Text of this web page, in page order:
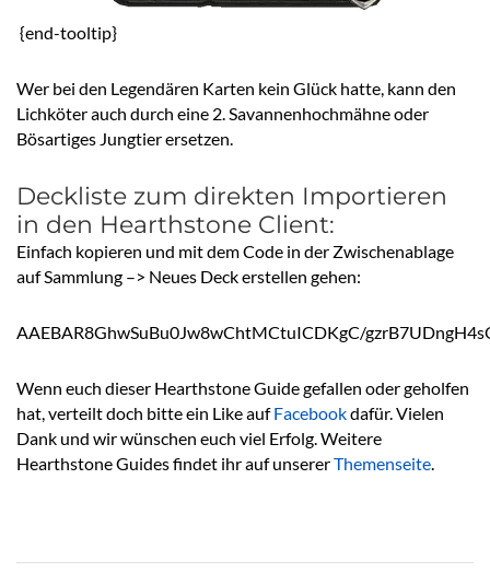
{end-tooltip}
Wer bei den Legendären Karten kein Glück hatte, kann den
Lichköter auch durch eine 2. Savannenhochmähne oder
Bösartiges Jungtier ersetzen.
Deckliste zum direkten Importieren
in den Hearthstone Client:
Einfach kopieren und mit dem Code in der Zwischenablage
auf Sammlung –> Neues Deck erstellen gehen:
AAEBAR8GhwSuBu0Jw8wChtMCtuICDKgC/
Wenn euch dieser Hearthstone Guide gefallen oder geholfen
hat, verteilt doch bitte ein Like aufFacebookdafür. Vielen
Dank und wir wünschen euch viel Erfolg. Weitere
Hearthstone Guides findet ihr auf unsererThemenseite